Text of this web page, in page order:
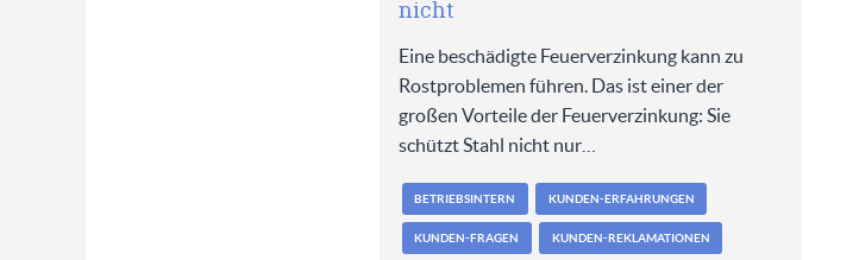
nicht
Eine beschädigte Feuerverzinkung kann zu
Rostproblemen führen. Das ist einer der
großen Vorteile der Feuerverzinkung: Sie
schützt Stahl nicht nur…
BETRIEBSINTERN KUNDEN-ERFAHRUNGEN
KUNDEN-FRAGEN KUNDEN-REKLAMATIONEN